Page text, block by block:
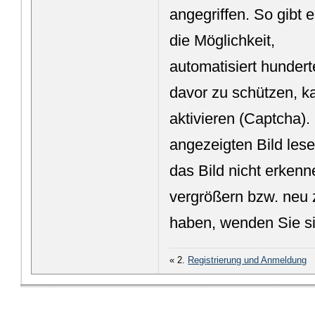
angegriffen. So gibt
die Möglichkeit,
automatisiert
davor zu schützen,
aktivieren
angezeigten Bild
das Bild nicht
vergrößern bzw.
haben, wenden Sie
« 2. Registrierung und Anmeldung